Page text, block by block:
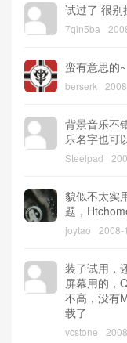
试过了 很别
7qin5ba
蛮有意思的~
berserk
背景音乐不
乐名字也可
Steelpad
貌似不太实
题，
joytao 2008-
装了试用，
屏幕用的，
不高，没有
载了
vcstone